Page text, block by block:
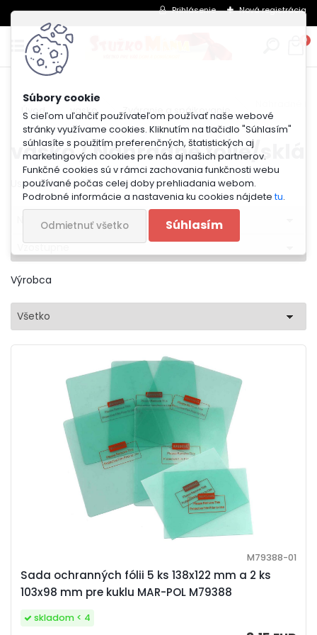
S cieľom uľahčiť používateľom používať naše webové
stránky využívame cookies. Kliknutím na tlačidlo "Súhlasím"
súhlasíte s použitím preferenčných, štatistických aj
marketingových cookies pre nás aj našich partnerov.
Funkčné cookies sú v rámci zachovania funkčnosti webu
používané počas celej doby prehliadania webom.
Podrobné informácie a nastavenia ku cookies nájdete tu.
Odmietnuť všetko Súhlasím
Prihlásenie Nová registrácia
0
Úvod vasko Zváranie a spájkovanie
vasko / Náhradné fólie/sklá
Usporiadať podľa
Názvu
Vzostupne
Výrobca
Všetko
Sada ochranných fólii 5 ks 138x122 mm a 2 ks
103x98 mm pre kuklu MAR-POL M79388
M79388-01
skladom < 4